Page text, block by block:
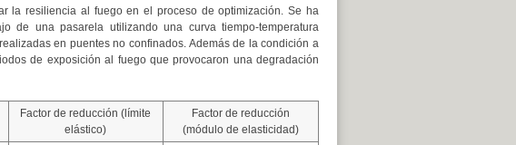
la resiliencia al fuego en el proceso de optimización. Se ha
de una pasarela utilizando una curva tiempo-temperatura
en puentes no confinados. Además de la condición a
de exposición al fuego que provocaron una degradación
Factor de reducción (límite
elástico)
Factor de reducción
(módulo de elasticidad)